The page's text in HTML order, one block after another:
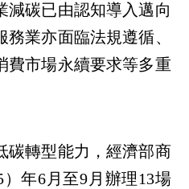
減碳已由認知導入邁向
業亦面臨法規遵循、
費市場永續要求等多重
轉型能力，經濟部商
年6月至9月辦理13場